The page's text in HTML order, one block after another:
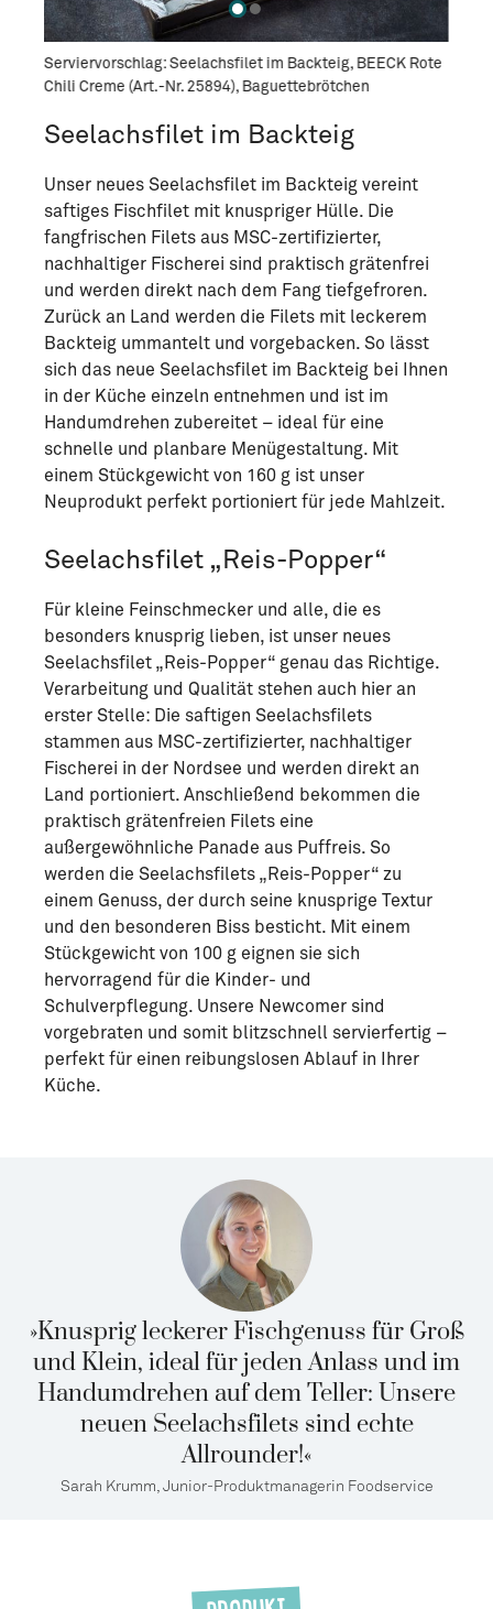
Serviervorschlag: Seelachsfilet im Backteig, BEECK Rote
Chili Creme (Art.-Nr. 25894), Baguettebrötchen
Seelachsfilet im Backteig
Unser neues Seelachsfilet im Backteig vereint
saftiges Fischfilet mit knuspriger Hülle. Die
fangfrischen Filets aus MSC-zertifizierter,
nachhaltiger Fischerei sind praktisch grätenfrei
und werden direkt nach dem Fang tiefgefroren.
Zurück an Land werden die Filets mit leckerem
Backteig ummantelt und vorgebacken. So lässt
sich das neue Seelachsfilet im Backteig bei Ihnen
in der Küche einzeln entnehmen und ist im
Handumdrehen zubereitet – ideal für eine
schnelle und planbare Menügestaltung. Mit
einem Stückgewicht von 160 g ist unser
Neuprodukt perfekt portioniert für jede Mahlzeit.
Seelachsfilet „Reis-Popper“
Für kleine Feinschmecker und alle, die es
besonders knusprig lieben, ist unser neues
Seelachsfilet „Reis-Popper“ genau das Richtige.
Verarbeitung und Qualität stehen auch hier an
erster Stelle: Die saftigen Seelachsfilets
stammen aus MSC-zertifizierter, nachhaltiger
Fischerei in der Nordsee und werden direkt an
Land portioniert. Anschließend bekommen die
praktisch grätenfreien Filets eine
außergewöhnliche Panade aus Puffreis. So
werden die Seelachsfilets „Reis-Popper“ zu
einem Genuss, der durch seine knusprige Textur
und den besonderen Biss besticht. Mit einem
Stückgewicht von 100 g eignen sie sich
hervorragend für die Kinder- und
Schulverpflegung. Unsere Newcomer sind
vorgebraten und somit blitzschnell servierfertig –
perfekt für einen reibungslosen Ablauf in Ihrer
Küche.
»Knusprig leckerer Fischgenuss für Groß
und Klein, ideal für jeden Anlass und im
Handumdrehen auf dem Teller: Unsere
neuen Seelachsfilets sind echte
Allrounder!«
Sarah Krumm, Junior-Produktmanagerin Foodservice